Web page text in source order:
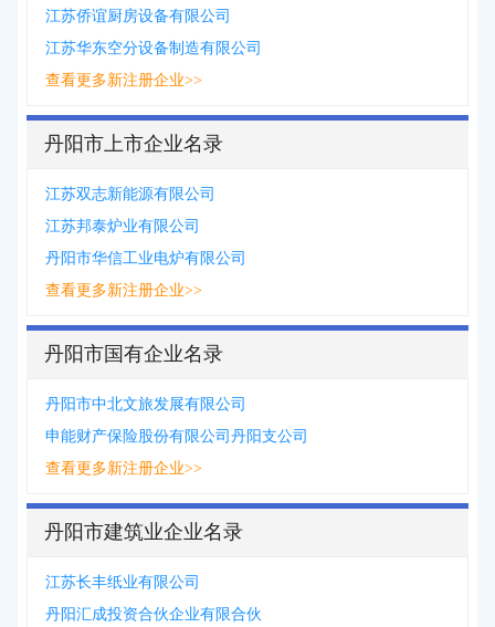
江苏侨谊厨房设备有限公司
江苏华东空分设备制造有限公司
查看更多新注册企业>>
丹阳市上市企业名录
江苏双志新能源有限公司
江苏邦泰炉业有限公司
丹阳市华信工业电炉有限公司
查看更多新注册企业>>
丹阳市国有企业名录
丹阳市中北文旅发展有限公司
申能财产保险股份有限公司丹阳支公司
查看更多新注册企业>>
丹阳市建筑业企业名录
江苏长丰纸业有限公司
丹阳汇成投资合伙企业有限合伙